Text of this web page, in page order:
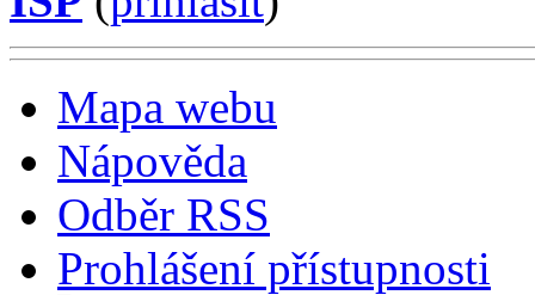
Mapa webu
Nápověda
Odběr RSS
Prohlášení přístupnosti